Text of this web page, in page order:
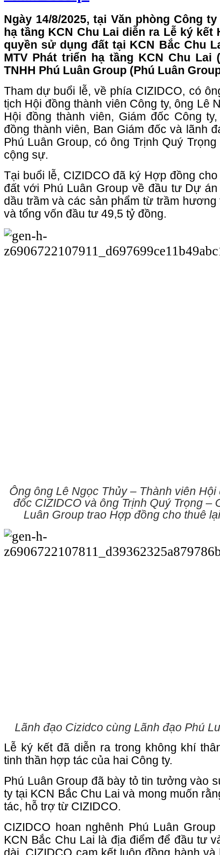
Ngày 14/8/2025, tại Văn phòng Công
hạ tầng KCN Chu Lai diễn ra Lễ ký
quyền sử dụng đất tại KCN Bắc Chu
MTV Phát triển hạ tầng KCN Chu Lai
TNHH Phú Luân Group (Phú Luân
Tham dự buổi lễ, về phía CIZIDCO, có
tịch Hội đồng thành viên Công ty, ông Lê
Hội đồng thành viên, Giám đốc Công
đồng thành viên, Ban Giám đốc và lãnh
Phú Luân Group, có ông Trịnh Quý
cộng sự.
Tại buổi lễ, CIZIDCO đã ký Hợp đồng
đất với Phú Luân Group về đầu tư Dự
dầu trầm và các sản phẩm từ trầm
và tổng vốn đầu tư 49,5 tỷ đồng.
Ông ông Lê Ngọc Thủy – Thành viên
đốc CIZIDCO và ông Trịnh Quý Trọng –
Luân Group trao Hợp đồng cho thuê
Lãnh đạo Cizidco cùng Lãnh đạo Phú
Lễ ký kết đã diễn ra trong không khí
tinh thần hợp tác của hai Công ty.
Phú Luân Group đã bày tỏ tin tưởng vào
ty tại KCN Bắc Chu Lai và mong muốn
tác, hỗ trợ từ CIZIDCO.
CIZIDCO hoan nghênh Phú Luân
KCN Bắc Chu Lai là địa điểm để đầu tư